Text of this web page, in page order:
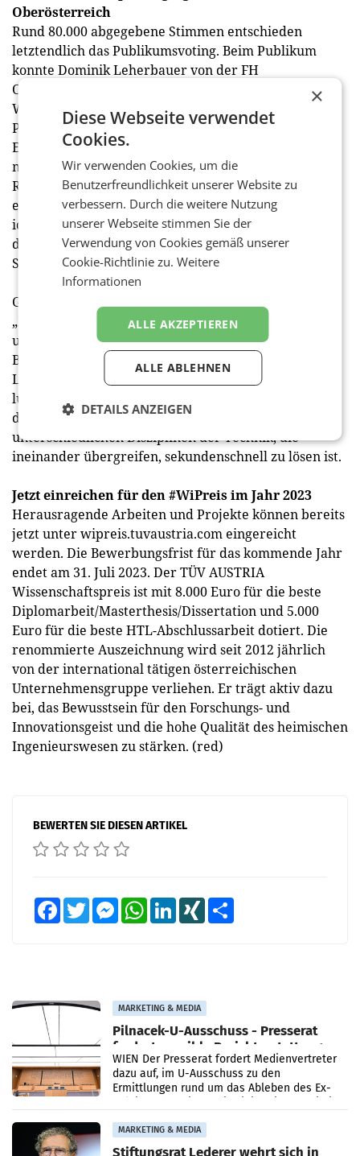
Oberösterreich
Rund 80.000 abgegebene Stimmen entschieden
letztendlich das Publikumsvoting. Beim Publikum
konnte Dominik Leherbauer von der FH
Oberösterreich / Campus
Wels (Mechatronik/Wirtschaft) mit seinem
Produktionsplanungsansatz, mit dem Unternehmen
Energiekosten zielgenauer vorhersagen und
minimieren können, punkten. Er stellte sich im
Rahmen seiner Masterthesis die Frage, wie
elektrische Energie in der produzierenden Industrie
ideal genutzt werden kann und schuf ein Werkzeug,
das die Maschinenbelegungsplanung in Hinblick auf
Strommix und Strompreis optimiert.
Gewinner des Publikumspreises in der Kategorie
„HTL Abschlussarbeiten“ ist das Team rund
um Maximilian Gerner und Marcel Leitner der HTL
Braunau, die ihre Diplomarbeit einer ihrer
Leidenschaften, dem Zauberwürfel, widmeten. Sie
lüfteten das Rätsel um den Magic Cube und
demonstrierten, wie dieser mit Hilfe von
unterschiedlichen Disziplinen der Technik, die
ineinander übergreifen, sekundenschnell zu lösen ist.
Jetzt einreichen für den #WiPreis im Jahr 2023
Herausragende Arbeiten und Projekte können bereits
jetzt unter wipreis.tuvaustria.com eingereicht
werden. Die Bewerbungsfrist für das kommende Jahr
endet am 31. Juli 2023. Der TÜV AUSTRIA
Wissenschaftspreis ist mit 8.000 Euro für die beste
Diplomarbeit/Masterthesis/Dissertation und 5.000
Euro für die beste HTL-Abschlussarbeit dotiert. Die
renommierte Auszeichnung wird seit 2012 jährlich
von der international tätigen österreichischen
Unternehmensgruppe verliehen. Er trägt aktiv dazu
bei, das Bewusstsein für den Forschungs- und
Innovationsgeist und die hohe Qualität des heimischen
Ingenieurswesen zu stärken. (red)
BEWERTEN SIE DIESEN ARTIKEL
FacebookTwitter MessengerWhatsAppLinkedInXING
MARKETING & MEDIA
Pilnacek-U-Ausschuss - Presserat
fordert sensible Berichterstattung
WIEN Der Presserat fordert Medienvertreter
dazu auf, im U-Ausschuss zu den
Ermittlungen rund um das Ableben des Ex-
MARKETING & MEDIA
Stiftungsrat Lederer wehrt sich in
×
Diese Webseite verwendet
Cookies.
Wir verwenden Cookies, um die
Benutzerfreundlichkeit unserer Website zu
verbessern. Durch die weitere Nutzung
unserer Webseite stimmen Sie der
Verwendung von Cookies gemäß unserer
Cookie-Richtlinie zu.Weitere
Informationen
ALLE AKZEPTIEREN
ALLE ABLEHNEN
DETAILS ANZEIGEN